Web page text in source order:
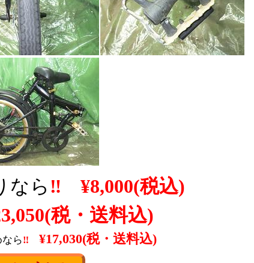
なら ‼ ¥8,000(税込)
税・送料込)
ら‼ ¥17,030(税・送料込)